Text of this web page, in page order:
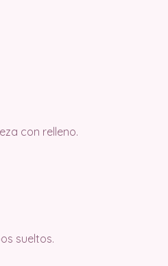
con relleno.
sueltos.